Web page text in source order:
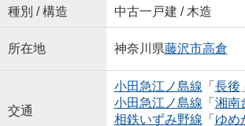
種別 / 構造 中古一戸建 / 木造
所在地 神奈川県藤沢市高倉
交通
小田急江ノ島線 「 長後
小田急江ノ島線 「 湘南
相鉄いずみ野線 「 ゆめ